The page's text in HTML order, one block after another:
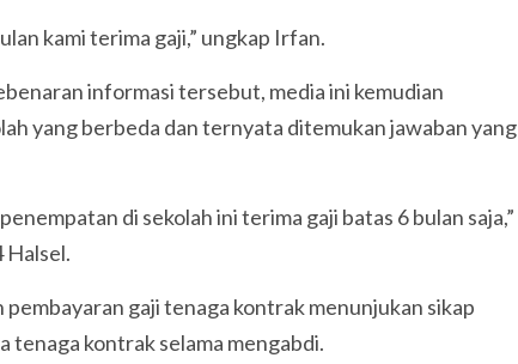
kami terima gaji,” ungkap Irfan.
informasi tersebut, media ini kemudian
yang berbeda dan ternyata ditemukan jawaban yang
di sekolah ini terima gaji batas 6 bulan saja,”
Halsel.
gaji tenaga kontrak menunjukan sikap
tenaga kontrak selama mengabdi.